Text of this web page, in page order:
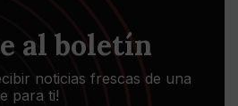
al boletín
noticias frescas de una
para ti!